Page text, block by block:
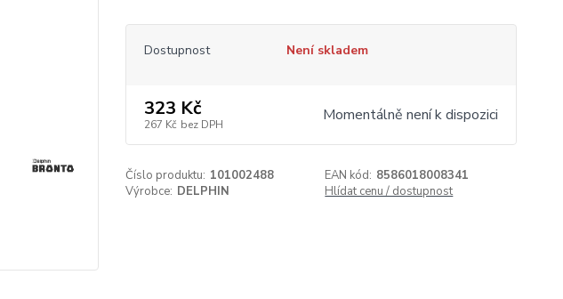
Dostupnost Není skladem
323 Kč
267 Kč bez DPH Momentálně není k dispozici
Číslo produktu: 101002488 EAN kód: 8586018008341
Výrobce: DELPHIN Hlídat cenu / dostupnost